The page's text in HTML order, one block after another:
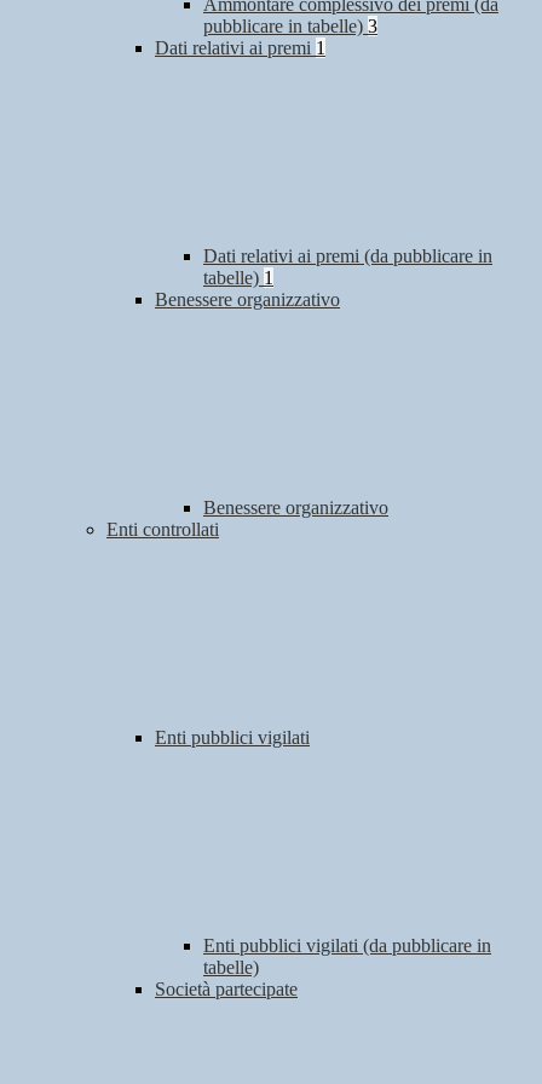
Ammontare complessivo dei premi (da
pubblicare in tabelle) 3
Dati relativi ai premi 1
Dati relativi ai premi (da pubblicare in
tabelle) 1
Benessere organizzativo
Benessere organizzativo
Enti controllati
Enti pubblici vigilati
Enti pubblici vigilati (da pubblicare in
tabelle)
Società partecipate